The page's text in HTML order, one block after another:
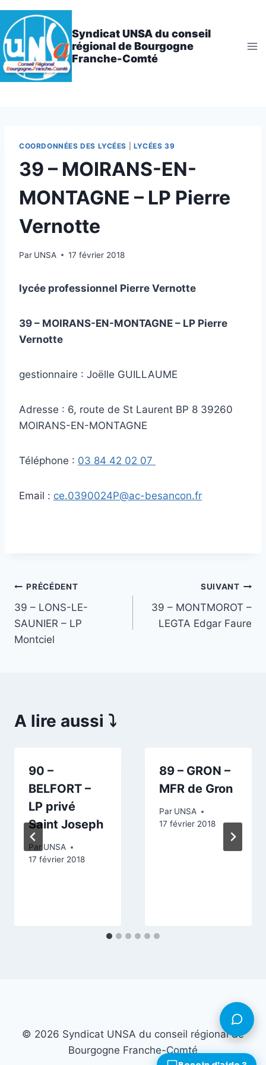
Aller
au
contenu
Syndicat UNSA du conseil
régional de Bourgogne
Franche-Comté
COORDONNÉES DES LYCÉES LYCÉES 39
39 – MOIRANS-EN-
MONTAGNE – LP Pierre
Vernotte
Par UNSA 17 février 2018
lycée professionnel Pierre Vernotte
39 – MOIRANS-EN-MONTAGNE – LP Pierre
Vernotte
gestionnaire : Joëlle GUILLAUME
Adresse : 6, route de St Laurent BP 8 39260
MOIRANS-EN-MONTAGNE
Téléphone : 03 84 42 02 07
Email : ce.0390024P@ac-besancon.fr
Navigation
de
l’article
PRÉCÉDENT
39 – LONS-LE-
SAUNIER – LP
Montciel
SUIVANT
39 – MONTMOROT –
LEGTA Edgar Faure
A lire aussi ⤵️
90 –
BELFORT –
LP privé
Saint Joseph
Par UNSA
17 février 2018
89 – GRON –
MFR de Gron
Par UNSA
17 février 2018
© 2026 Syndicat UNSA du conseil régional de
Bourgogne Franche-Comté